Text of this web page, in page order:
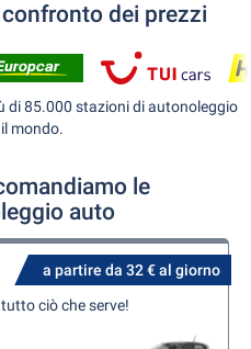
dei prezzi
di 85.000 stazioni di autonoleggio
mondo.
le
auto
a partire da 32 € al giorno
ciò che serve!